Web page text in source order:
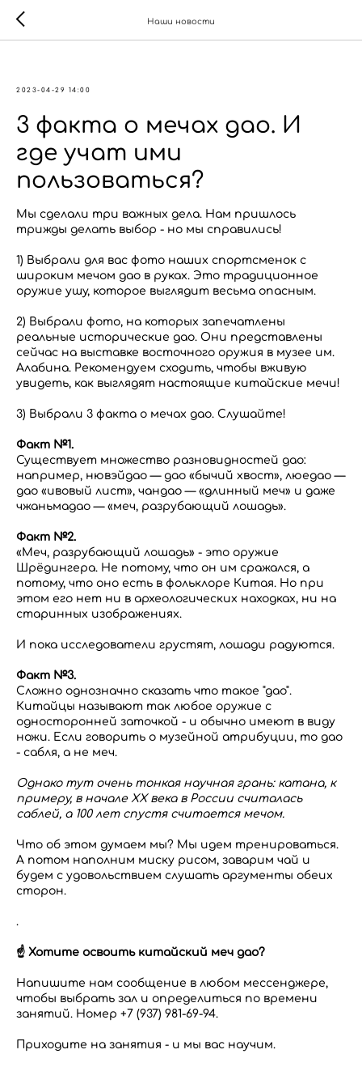
Наши новости
2023-04-29 14:00
3 факта о мечах дао. И
где учат ими
пользоваться?
Мы сделали три важных дела. Нам пришлось
трижды делать выбор - но мы справились!
1) Выбрали для вас фото наших спортсменок с
широким мечом дао в руках. Это традиционное
оружие ушу, которое выглядит весьма опасным.
2) Выбрали фото, на которых запечатлены
реальные исторические дао. Они представлены
сейчас на выставке восточного оружия в музее им.
Алабина. Рекомендуем сходить, чтобы вживую
увидеть, как выглядят настоящие китайские мечи!
3) Выбрали 3 факта о мечах дао. Слушайте!
Факт №1.
Существует множество разновидностей дао:
например, нювэйдао — дао «бычий хвост», люедао —
дао «ивовый лист», чандао — «длинный меч» и даже
чжаньмадао — «меч, разрубающий лошадь».
Факт №2.
«Меч, разрубающий лошадь» - это оружие
Шрёдингера. Не потому, что он им сражался, а
потому, что оно есть в фольклоре Китая. Но при
этом его нет ни в археологических находках, ни на
старинных изображениях.
И пока исследователи грустят, лошади радуются.
Факт №3.
Сложно однозначно сказать что такое "дао".
Китайцы называют так любое оружие с
односторонней заточкой - и обычно имеют в виду
ножи. Если говорить о музейной атрибуции, то дао
- сабля, а не меч.
Однако тут очень тонкая научная грань: катана, к
примеру, в начале ХХ века в России считалась
саблей, а 100 лет спустя считается мечом.
Что об этом думаем мы? Мы идем тренироваться.
А потом наполним миску рисом, заварим чай и
будем с удовольствием слушать аргументы обеих
сторон.
.
☝ Хотите освоить китайский меч дао?
Напишите нам сообщение в любом мессенджере,
чтобы выбрать зал и определиться по времени
занятий. Номер +7 (937) 981-69-94.
Приходите на занятия - и мы вас научим.